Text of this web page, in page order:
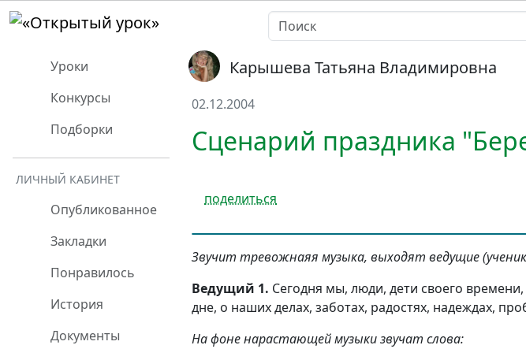
Уроки
Конкурсы
Подборки
ЛИЧНЫЙ КАБИНЕТ
Опубликованное
Закладки
Понравилось
История
Документы
Карышева Татьяна Владимировна
02.12.2004
Сценарий праздника
поделиться
Звучит тревожнаяя музыка, выходят ведущие
Ведущий 1. Сегодня мы, люди, дети своего
дне, о наших делах, заботах, радостях, надеждах,
На фоне нарастающей музыки звучат слова: